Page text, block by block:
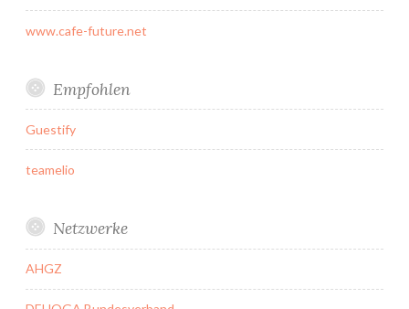
www.cafe-future.net
Empfohlen
Guestify
teamelio
Netzwerke
AHGZ